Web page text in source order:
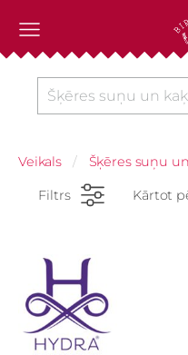
Šķēres suņu un
Veikals Šķēres suņu
Filtrs Kārtot